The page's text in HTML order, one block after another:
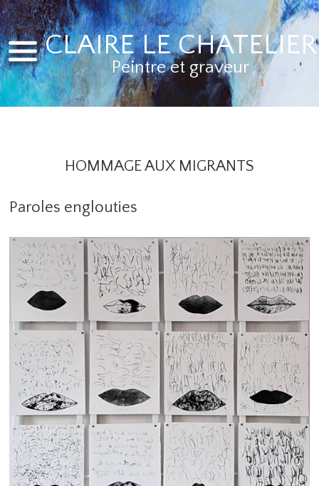
CLAIRE LE CHATELIER
Peintre et graveur
HOMMAGE AUX MIGRANTS
Paroles englouties